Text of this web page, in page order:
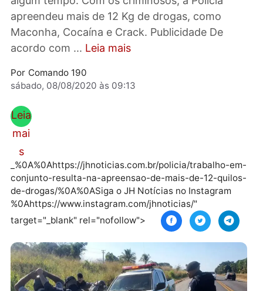
traficando na região Central do Estado já há
algum tempo. Com os criminosos, a Polícia
apreendeu mais de 12 Kg de drogas, como
acordo com ... Leia mais
Por
sábado, 08/08/2020 às 09:13
Leia
mai
s
_%0A%0Ahttps://jhnoticias.com.br/policia/trabalho-
conjunto-resulta-na-apreensao-de-mais-de-12-
%0Ahttps://www.instagram.com/jhnoticias/"
target="_blank" rel="nofollow">